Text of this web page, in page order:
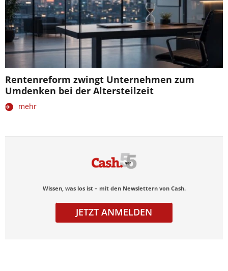
Rentenreform zwingt Unternehmen zum
Umdenken bei der Altersteilzeit
mehr
Wissen, was los ist – mit den Newslettern von Cash.
JETZT ANMELDEN